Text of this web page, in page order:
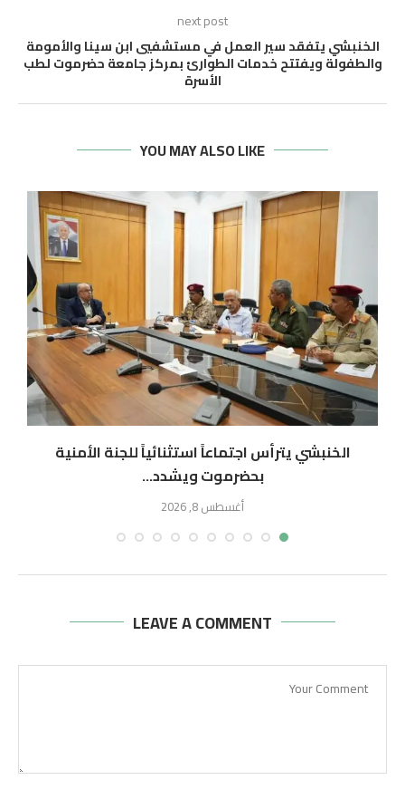
next post
الخنبشي يتفقد سير العمل في مستشفيي ابن سينا والأمومة
والطفولة ويفتتح خدمات الطوارئ بمركز جامعة حضرموت لطب
الأسرة
YOU MAY ALSO LIKE
الخنبشي يترأس اجتماعاً استثنائياً للجنة الأمنية
بحضرموت ويشدد...
أغسطس 8, 2026
LEAVE A COMMENT